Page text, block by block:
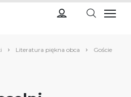
Literatura piękna obca
Goście